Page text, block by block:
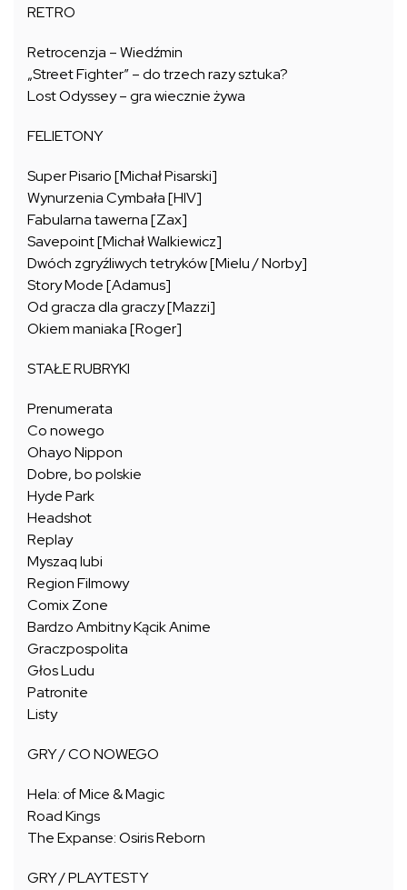
RETRO
Retrocenzja – Wiedźmin
„Street Fighter” – do trzech razy sztuka?
Lost Odyssey – gra wiecznie żywa
FELIETONY
Super Pisario [Michał Pisarski]
Wynurzenia Cymbała [HIV]
Fabularna tawerna [Zax]
Savepoint [Michał Walkiewicz]
Dwóch zgryźliwych tetryków [Mielu / Norby]
Story Mode [Adamus]
Od gracza dla graczy [Mazzi]
Okiem maniaka [Roger]
STAŁE RUBRYKI
Prenumerata
Co nowego
Ohayo Nippon
Dobre, bo polskie
Hyde Park
Headshot
Replay
Myszaq lubi
Region Filmowy
Comix Zone
Bardzo Ambitny Kącik Anime
Graczpospolita
Głos Ludu
Patronite
Listy
GRY / CO NOWEGO
Hela: of Mice & Magic
Road Kings
The Expanse: Osiris Reborn
GRY / PLAYTESTY